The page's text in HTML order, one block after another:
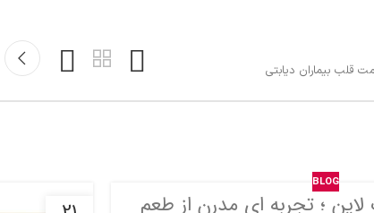
قلب بیماران دیابتی
BLOG
؛ تجربه ای مدرن از طعم